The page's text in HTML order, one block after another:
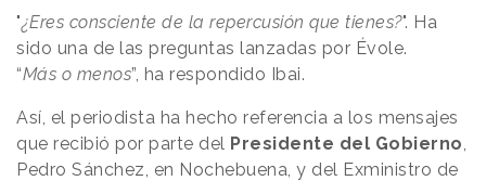
"¿Eres consciente de la repercusión que tienes?". Ha
sido una de las preguntas lanzadas por Évole.
“Más o menos”, ha respondido Ibai.
Así, el periodista ha hecho referencia a los mensajes
que recibió por parte del Presidente del Gobierno
Pedro Sánchez, en Nochebuena, y del Exministro de